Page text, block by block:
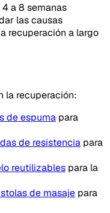
a 8 semanas
las causas
recuperación a largo
la recuperación:
de espuma para
de resistencia para
reutilizables para la
de masaje para